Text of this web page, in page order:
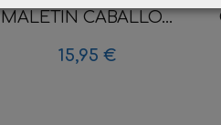
MALETIN CABALLO...
15,95 €